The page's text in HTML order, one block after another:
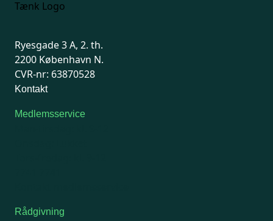
Ryesgade 3 A, 2. th.
2200 København N.
CVR-nr: 63870528
Kontakt
Medlemsservice
Rådgivning